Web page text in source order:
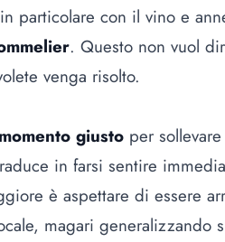
particolare con il vino e
. Questo non vuol
venga risolto.
giusto per
in farsi sentire
è aspettare di essere
magari generalizzando